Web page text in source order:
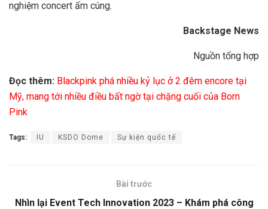
nghiệm concert ấm cúng.
Backstage News
Nguồn tổng hợp
Đọc thêm: Blackpink phá nhiều kỷ lục ở 2 đêm encore tại
Mỹ, mang tới nhiều điều bất ngờ tại chặng cuối của Born
Pink
Tags: IU KSDO Dome Sự kiện quốc tế
Bài trước
Nhìn lại Event Tech Innovation 2023 – Khám phá công